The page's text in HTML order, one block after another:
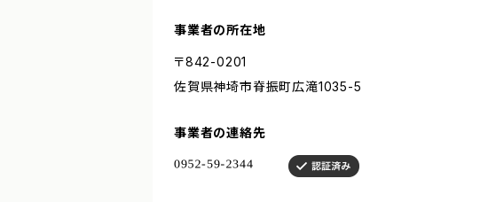
事業者の所在地
〒842-0201
佐賀県神埼市脊振町広滝1035-5
事業者の連絡先